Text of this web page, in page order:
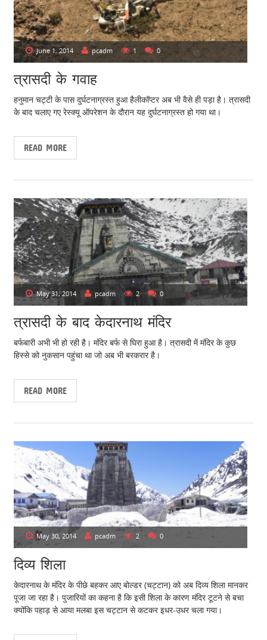
June 1, 2014 pcadm 1 0
त्रासदी के गवाह
हनुमान चट्टी के पास दुर्घटनाग्रस्त हुआ हैलीकॉप्टर अब भी वैसे ही पड़ा है। त्रासदी
के बाद चलाए गए रेस्क्यू ऑपरेशन के दौरान यह दुर्घटनाग्रस्त हो गया था।
READ MORE
May 31, 2014 pcadm 2 0
त्रासदी के बाद केदारनाथ मंदिर
बर्फबारी अभी भी हो रही है। मंदिर बर्फ से घिरा हुआ है। त्रासदी में मंदिर के कुछ
हिस्से को नुकसान पहुंचा था जो अब भी बरकरार है।
READ MORE
May 30, 2014 pcadm 2 0
दिव्य शिला
केदारनाथ के मंदिर के पीछे बहकर आए बोल्डर (चट्टान) को अब दिव्य शिला मानकर
पूजा जा रहा है। पुजारियों का कहना है कि इसी शिला के कारण मंदिर टूटने से बचा
क्योंकि पहाड़ से आया मलबा इस चट्टान से कटकर इधर-उधर चला गया।